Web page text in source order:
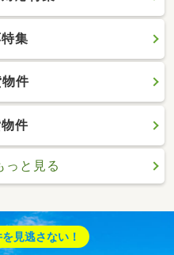
集
件
件
っと見る
見逃さない！